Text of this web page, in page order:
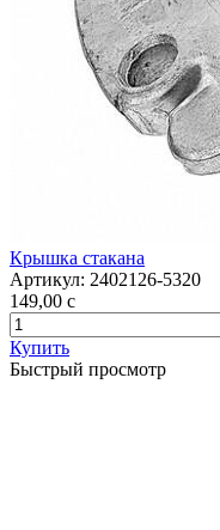
Крышка стакана
Артикул: 2402126-5320
149,00 c
Купить
Быстрый просмотр